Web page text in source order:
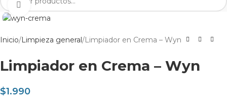
Clic para agrandar
Inicio Limpieza general Limpiador en Crema – Wyn
Limpiador en Crema – Wyn
$1.990